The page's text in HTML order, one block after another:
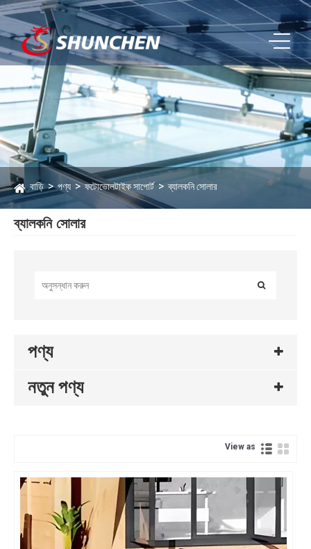
বাড়ি পণ্য ফটোভোলটাইক সাপোর্ট ব্যালকনি সোলার
ব্যালকনি সোলার
পণ্য
নতুন পণ্য
View as